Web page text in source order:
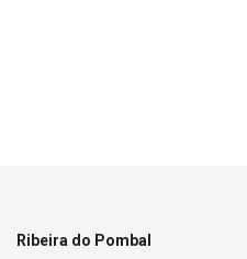
Ribeira do Pombal